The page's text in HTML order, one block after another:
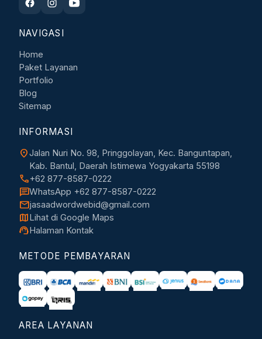
NAVIGASI
Home
Paket Layanan
Portfolio
Blog
Sitemap
INFORMASI
location_onJalan Nuri No. 98, Pringgolayan, Kec. Banguntapan,
Kab. Bantul, Daerah Istimewa Yogyakarta 55198
call+62 877-8587-0222
chatWhatsApp +62 877-8587-0222
mailjasaadwordwebid@gmail.com
mapLihat di Google Maps
support_agentHalaman Kontak
METODE PEMBAYARAN
AREA LAYANAN